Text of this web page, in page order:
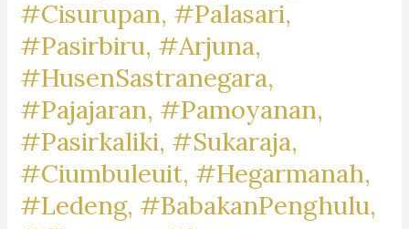
#Cisurupan, #Palasari,
#Pasirbiru, #Arjuna,
#HusenSastranegara,
#Pajajaran, #Pamoyanan,
#Pasirkaliki, #Sukaraja,
#Ciumbuleuit, #Hegarmanah,
#Ledeng, #BabakanPenghulu,